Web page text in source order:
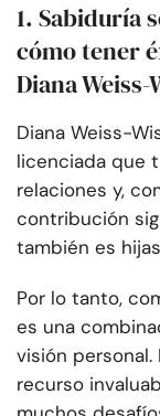
1. Sabiduría
cómo tener
Diana
Diana Weiss-
licenciada que
relaciones y,
contribución
también es
Por lo tanto,
es una
visión
recurso